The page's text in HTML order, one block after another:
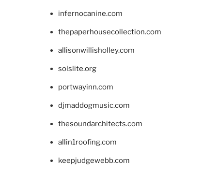
infernocanine.com
thepaperhousecollection.com
allisonwillisholley.com
solslite.org
portwayinn.com
djmaddogmusic.com
thesoundarchitects.com
allin1roofing.com
keepjudgewebb.com